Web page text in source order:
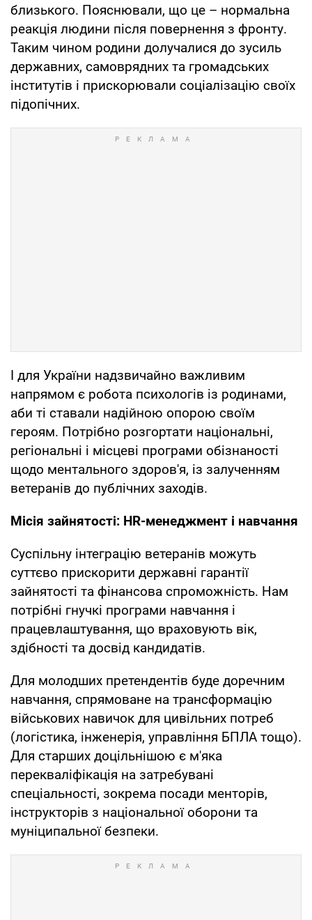
близького. Пояснювали, що це – нормальна
реакція людини після повернення з фронту.
Таким чином родини долучалися до зусиль
державних, самоврядних та громадських
інститутів і прискорювали соціалізацію своїх
підопічних.
І для України надзвичайно важливим
напрямом є робота психологів із родинами,
аби ті ставали надійною опорою своїм
героям. Потрібно розгортати національні,
регіональні і місцеві програми обізнаності
щодо ментального здоров'я, із залученням
ветеранів до публічних заходів.
Місія зайнятості: HR-менеджмент і навчання
Суспільну інтеграцію ветеранів можуть
суттєво прискорити державні гарантії
зайнятості та фінансова спроможність. Нам
потрібні гнучкі програми навчання і
працевлаштування, що враховують вік,
здібності та досвід кандидатів.
Для молодших претендентів буде доречним
навчання, спрямоване на трансформацію
військових навичок для цивільних потреб
(логістика, інженерія, управління БПЛА тощо).
Для старших доцільнішою є м'яка
перекваліфікація на затребувані
спеціальності, зокрема посади менторів,
інструкторів з національної оборони та
муніципальної безпеки.